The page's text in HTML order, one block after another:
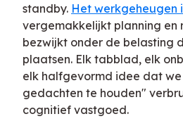
standby. Het werkgeheugen
vergemakkelijkt planning en
bezwijkt onder de belasting
plaatsen. Elk tabblad, elk
elk halfgevormd idee dat
gedachten te houden"
cognitief vastgoed.